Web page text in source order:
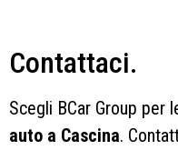
Contattaci.
Scegli BCar Group per
auto a Cascina.